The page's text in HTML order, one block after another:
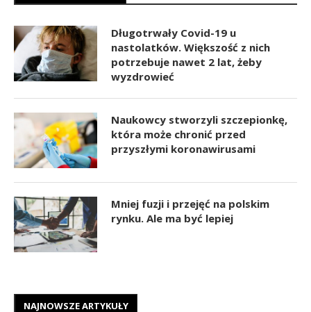
Długotrwały Covid-19 u
nastolatków. Większość z nich
potrzebuje nawet 2 lat, żeby
wyzdrowieć
Naukowcy stworzyli szczepionkę,
która może chronić przed
przyszłymi koronawirusami
Mniej fuzji i przejęć na polskim
rynku. Ale ma być lepiej
NAJNOWSZE ARTYKUŁY